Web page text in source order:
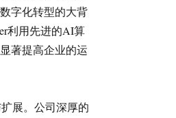
字化转型的大背
利用先进的AI算
著提高企业的运
展。公司深厚的